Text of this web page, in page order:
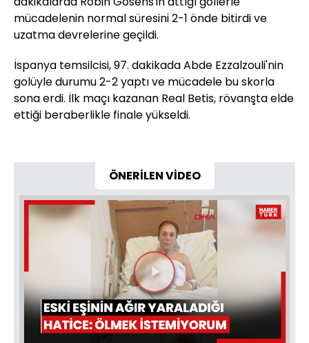
mücadelenin normal süresini 2-1 önde bitirdi ve
uzatma devrelerine geçildi.
İspanya temsilcisi, 97. dakikada Abde Ezzalzouli'nin
golüyle durumu 2-2 yaptı ve mücadele bu skorla
sona erdi. İlk maçı kazanan Real Betis, rövanşta elde
ettiği beraberlikle finale yükseldi.
ÖNERİLEN VİDEO
Videoyu
Oynat